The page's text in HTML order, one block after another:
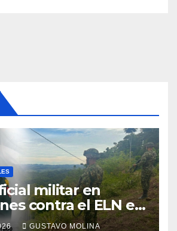
militar en
contra el ELN en
CaucaGUSTAVO MOLINA